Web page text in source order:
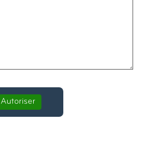
Autoriser